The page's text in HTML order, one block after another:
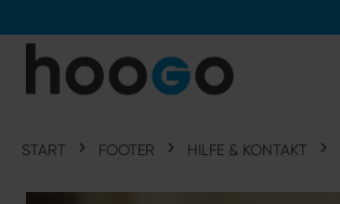
START FOOTER HILFE & KONTAKT